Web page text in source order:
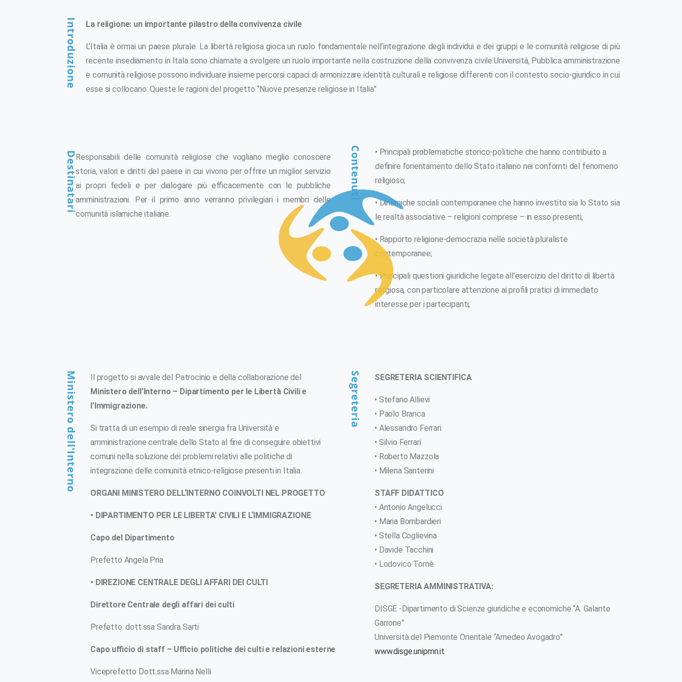
Introduzione La religione: un importante pilastro della convivenza civile
L’Italia è ormai un paese plurale. La libertà religiosa gioca un ruolo fondamentale nell’integrazione degli individui e dei gruppi e le comunità religiose di più
recente insediamento in Itala sono chiamate a svolgere un ruolo importante nella costruzione della convivenza civile.Università, Pubblica amministrazione
e comunità religiose possono individuare insieme percorsi capaci di armonizzare identità culturali e religiose differenti con il contesto socio-giuridico in cui
esse si collocano. Queste le ragioni del progetto “Nuove presenze religiose in Italia”
DestinatariResponsabili delle comunità religiose che vogliano meglio conoscere
storia, valori e diritti del paese in cui vivono per offrire un miglior servizio
ai propri fedeli e per dialogare più efficacemente con le pubbliche
amministrazioni. Per il primo anno verranno privilegiari i membri delle
comunità islamiche italiane.
Contenuti
• Principali problematiche storico-politiche che hanno contribuito a
definire l’orientamento dello Stato italiano nei confornti del fenomeno
religioso;
• Dinamiche sociali contemporanee che hanno investito sia lo Stato sia
le realtà associative – religioni comprese – in esso presenti;
• Rapporto religione-democrazia nelle società pluraliste
contemporanee;
• Principali questioni giuridiche legate all’esercizio del diritto di libertà
religiosa, con particolare attenzione ai profili pratici di immediato
interesse per i partecipanti;
Ministero dell'Interno
Il progetto si avvale del Patrocinio e della collaborazione del
Ministero dell’Interno – Dipartimento per le Libertà Civili e
l’Immigrazione.
Si tratta di un esempio di reale sinergia fra Università e
amministrazione centrale dello Stato al fine di conseguire obiettivi
comuni nella soluzione dei problemi relativi alle politiche di
integrazione delle comunità etnico-religiose presenti in Italia.
ORGANI MINISTERO DELL‘INTERNO COINVOLTI NEL PROGETTO
• DIPARTIMENTO PER LE LIBERTA’ CIVILI E L‘IMMIGRAZIONE
Capo del Dipartimento
Prefetto Angela Pria
• DIREZIONE CENTRALE DEGLI AFFARI DEI CULTI
Direttore Centrale degli affari dei culti
Prefetto. dott.ssa Sandra Sarti
Capo ufficio di staff – Ufficio politiche dei culti e relazioni esterne
Viceprefetto Dott.ssa Marina Nelli
Segreteria SEGRETERIA SCIENTIFICA
• Stefano Allievi
• Paolo Branca
• Alessandro Ferrari
• Silvio Ferrari
• Roberto Mazzola
• Milena Santerini
STAFF DIDATTICO
• Antonio Angelucci
• Maria Bombardieri
• Stella Coglievina
• Davide Tacchini
• Lodovico Tomè
SEGRETERIA AMMINISTRATIVA:
DISGE -Dipartimento di Scienze giuridiche e economiche “A. Galante
Garrone”
Università del Piemonte Orientale “Amedeo Avogadro”
www.disge.unipmn.it
Università degli Studi dell'Insubria
Indirizzo:Via Regina Teodolinda, 37, 22100
Portale finanziato nell'ambito del
progetto PriMED